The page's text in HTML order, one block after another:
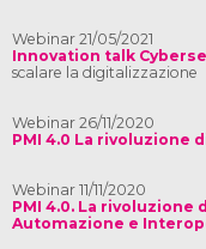
Webinar 21/05/2021
Innovation talk
scalare la digitalizzazione
Webinar 26/11/2020
PMI 4.0 La rivoluzione
Webinar 11/11/2020
PMI 4.0. La
Automazione e